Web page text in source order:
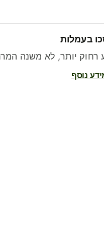
בעמלות
רחוק יותר, לא משנה
נוסף